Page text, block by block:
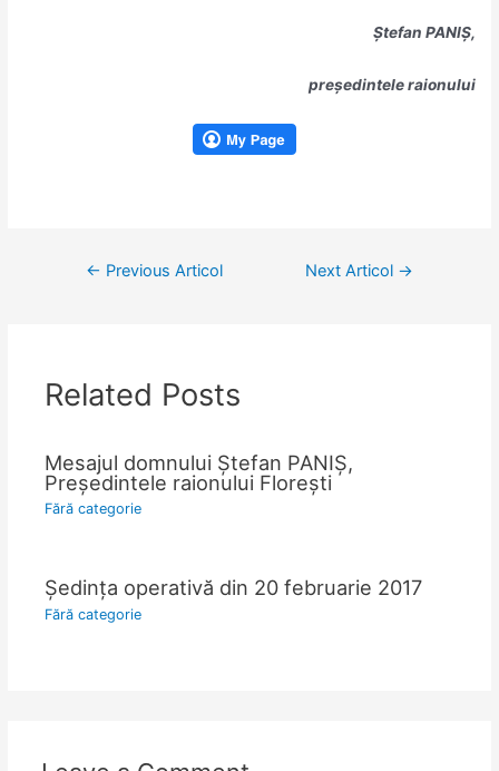
Ștefan PANIŞ,
președintele raionului
Navigare
← Previous Articol Next Articol →
Related Posts
Mesajul domnului Ştefan PANIŞ,
Președintele raionului Floreşti
Fără categorie
Şedinţa operativă din 20 februarie 2017
Fără categorie